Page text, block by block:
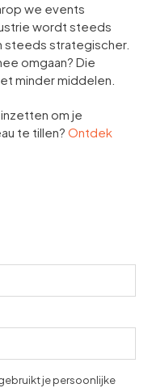
we events
wordt steeds
steeds strategischer.
omgaan? Die
minder middelen.
om je
te tillen? Ontdek
je persoonlijke